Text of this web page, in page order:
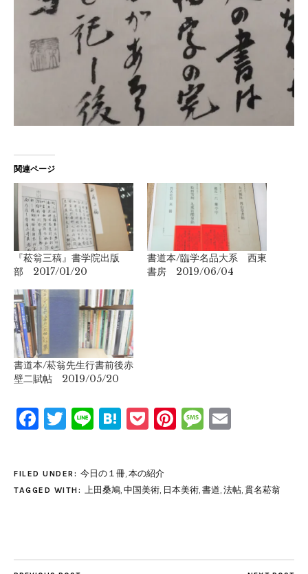
関連ページ
『菘翁三稿』書学院出版
部 2017/01/20
書道本/臨学名品大系 西東
書房 2019/06/04
書道本/菘翁先生行書前後赤
壁二賦帖 2019/05/20
Facebook
Twitter
LineHatena
Pocket
Pinterest
Message
FILED UNDER: 今日の１冊, 本の紹介
TAGGED WITH: 上田桑鳩, 中国美術, 日本美術, 書道 法帖, 貫名菘翁